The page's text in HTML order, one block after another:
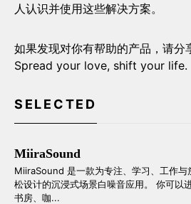
人认识并使用这些解决方案。
如果发现对你有帮助的产品，请分
Spread your love, shift your life.
SELECTED
MiiraSound
MiiraSound 是一款为专注、学习、工作与
松设计的沉浸式场景白噪音应用。 你可以
书房、咖...